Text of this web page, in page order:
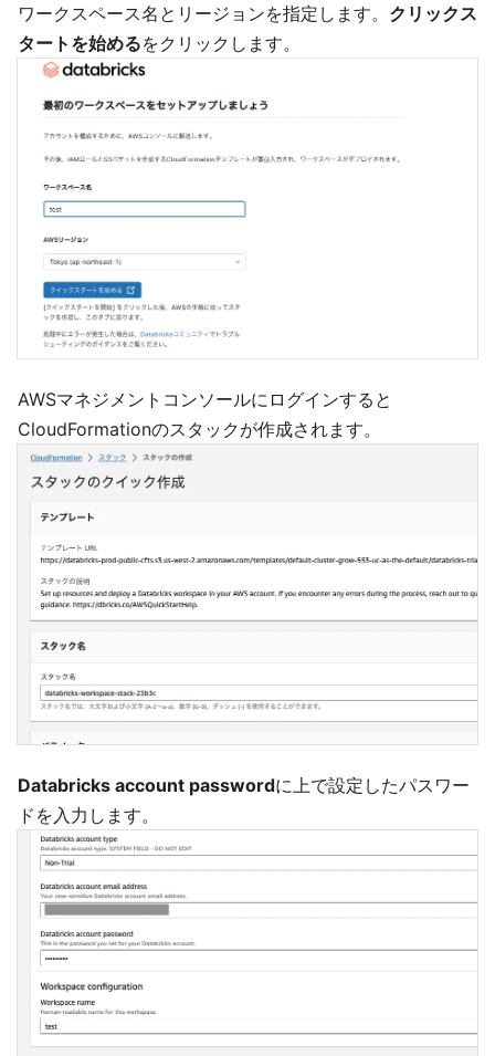
ワークスペース名とリージョンを指定します。 クリックス
タートを始めるをクリックします。
AWSマネジメントコンソールにログインすると
CloudFormationのスタックが作成されます。
Databricks account passwordに上で設定したパスワー
ドを入力します。